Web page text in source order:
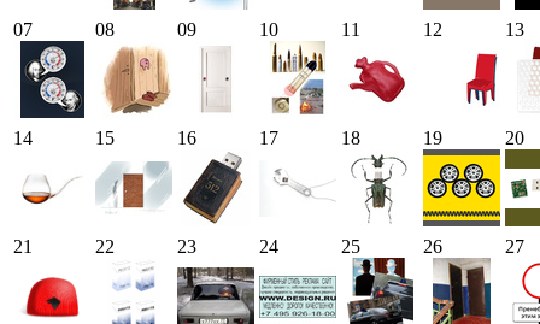
07 08 09 10 11 12 13
14 15 16 17 18 19 20
21 22 23 24 25 26 27